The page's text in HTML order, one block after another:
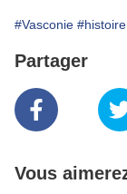
#Vasconie
Partager
Vous